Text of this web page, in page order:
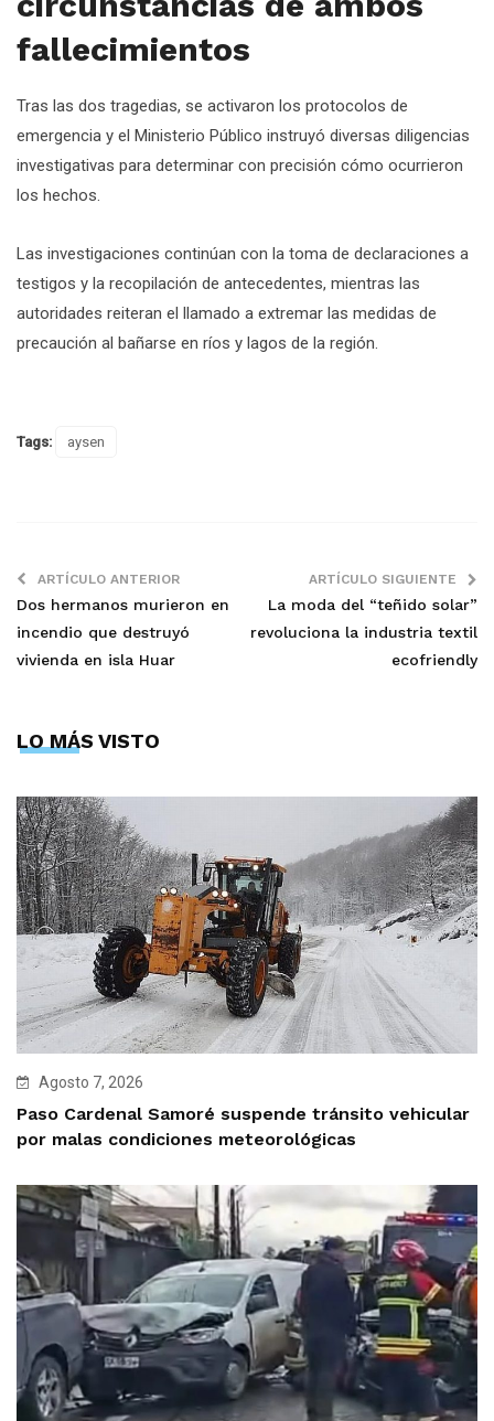
fallecimientos
Tras las dos tragedias, se activaron los protocolos de
emergencia y el Ministerio Público instruyó diversas diligencias
investigativas para determinar con precisión cómo ocurrieron
los hechos.
Las investigaciones continúan con la toma de declaraciones a
testigos y la recopilación de antecedentes, mientras las
autoridades reiteran el llamado a extremar las medidas de
precaución al bañarse en ríos y lagos de la región.
Tags: aysen
ARTÍCULO ANTERIOR
Dos hermanos murieron en
incendio que destruyó
vivienda en isla Huar
ARTÍCULO SIGUIENTE
La moda del “teñido solar”
revoluciona la industria textil
ecofriendly
LO MÁS VISTO
Agosto 7, 2026
Paso Cardenal Samoré suspende tránsito vehicular
por malas condiciones meteorológicas